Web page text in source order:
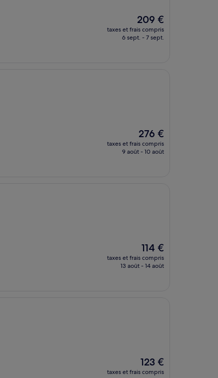
Le
nouveau
prix
209 €
taxes et frais compris
6 sept. - 7 sept.
Le
nouveau
prix
276 €
taxes et frais compris
9 août - 10 août
Le
nouveau
prix
114 €
taxes et frais compris
13 août - 14 août
Le
nouveau
123 €
taxes et frais compris